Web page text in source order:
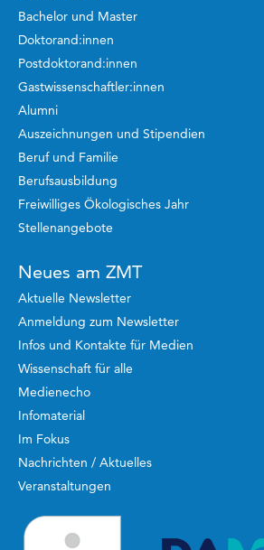
Bachelor und Master
Doktorand:innen
Postdoktorand:innen
Gastwissenschaftler:innen
Alumni
Auszeichnungen und Stipendien
Beruf und Familie
Berufsausbildung
Freiwilliges Ökologisches Jahr
Stellenangebote
Neues am ZMT
Aktuelle Newsletter
Anmeldung zum Newsletter
Infos und Kontakte für Medien
Wissenschaft für alle
Medienecho
Infomaterial
Im Fokus
Nachrichten / Aktuelles
Veranstaltungen